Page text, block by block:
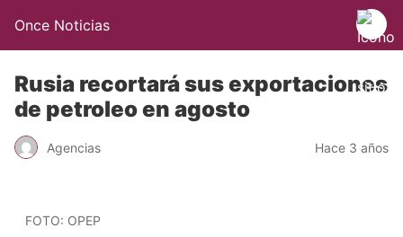
Once Noticias
Rusia recortará sus exportaciones
de petroleo en agosto
Agencias Hace 3 años
FOTO: OPEP